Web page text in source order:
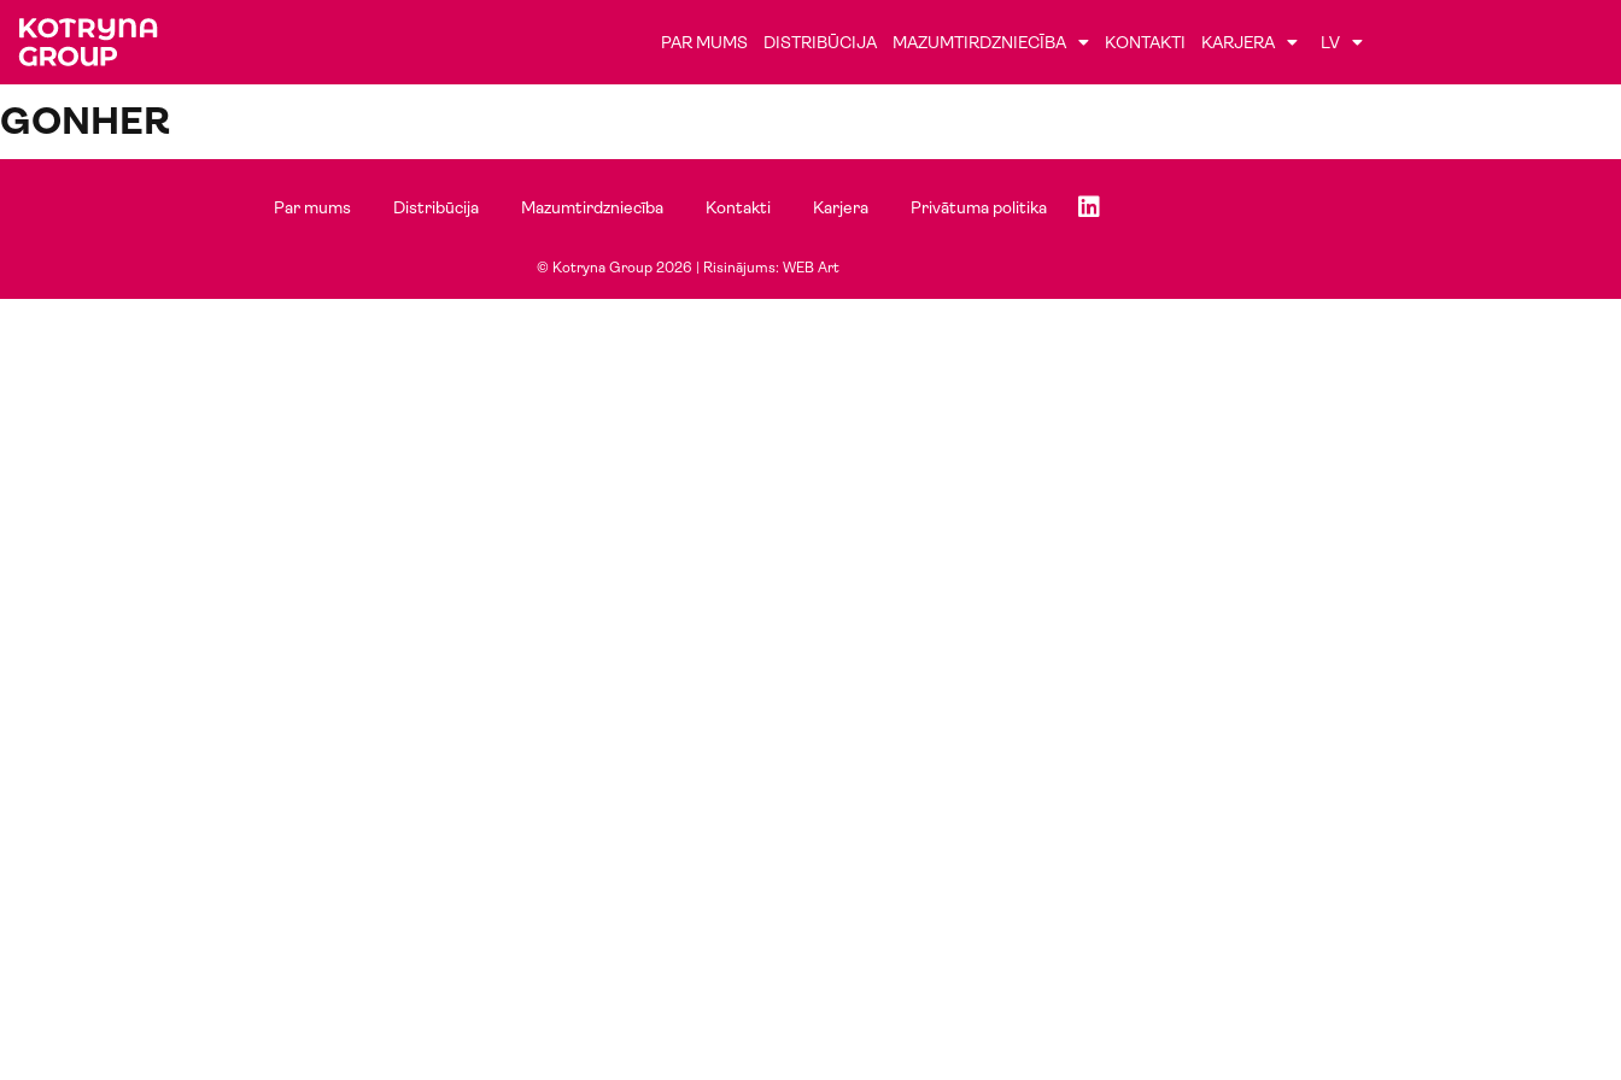
PAR MUMS DISTRIBŪCIJA MAZUMTIRDZNIECĪBA KONTAKTI KARJERA LV
GONHER
Par mums Distribūcija Mazumtirdzniecība Kontakti Karjera Privātuma politika
© Kotryna Group 2026 | Risinājums: WEB Art